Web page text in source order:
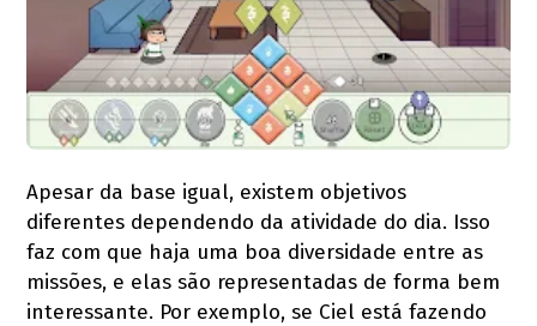
Apesar da base igual, existem objetivos
diferentes dependendo da atividade do dia. Isso
faz com que haja uma boa diversidade entre as
missões, e elas são representadas de forma bem
interessante. Por exemplo, se Ciel está fazendo